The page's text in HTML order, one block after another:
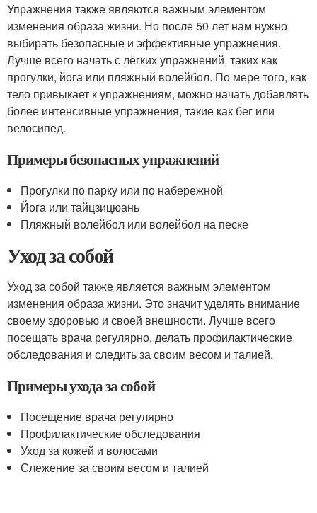
Упражнения также являются важным элементом
изменения образа жизни. Но после 50 лет нам нужно
выбирать безопасные и эффективные упражнения.
Лучше всего начать с лёгких упражнений, таких как
прогулки, йога или пляжный волейбол. По мере того, как
тело привыкает к упражнениям, можно начать добавлять
более интенсивные упражнения, такие как бег или
велосипед.
Примеры безопасных упражнений
Прогулки по парку или по набережной
Йога или тайцзицюань
Пляжный волейбол или волейбол на песке
Уход за собой
Уход за собой также является важным элементом
изменения образа жизни. Это значит уделять внимание
своему здоровью и своей внешности. Лучше всего
посещать врача регулярно, делать профилактические
обследования и следить за своим весом и талией.
Примеры ухода за собой
Посещение врача регулярно
Профилактические обследования
Уход за кожей и волосами
Слежение за своим весом и талией